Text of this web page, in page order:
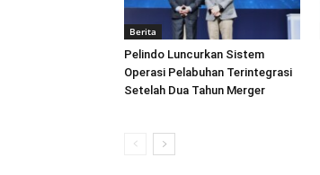
Berita
Pelindo Luncurkan Sistem
Operasi Pelabuhan Terintegrasi
Setelah Dua Tahun Merger